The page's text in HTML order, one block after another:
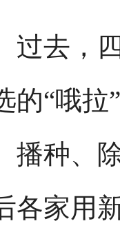
去，四
的“哦拉
播种、
各家用